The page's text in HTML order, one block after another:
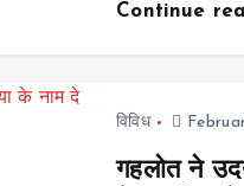
Continue
विविध
गहलोत ने